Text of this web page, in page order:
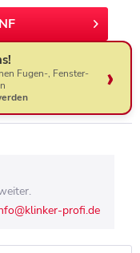
Fugen-, Fenster-
profi.de